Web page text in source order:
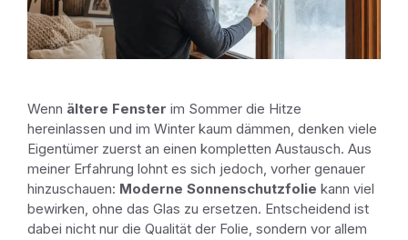
Wenn ältere Fenster im Sommer die Hitze
hereinlassen und im Winter kaum dämmen, denken viele
Eigentümer zuerst an einen kompletten Austausch. Aus
meiner Erfahrung lohnt es sich jedoch, vorher genauer
hinzuschauen: Moderne Sonnenschutzfolie kann viel
bewirken, ohne das Glas zu ersetzen. Entscheidend ist
dabei nicht nur die Qualität der Folie, sondern vor allem